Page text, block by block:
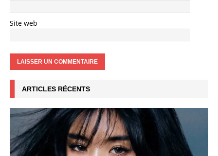
Site web
ARTICLES RÉCENTS